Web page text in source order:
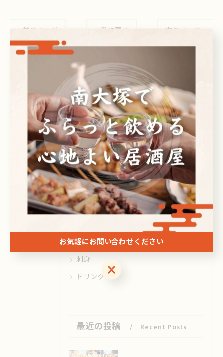
< 前のページ 一覧に戻る 次のページ >
関連タグ
#居酒屋 #リーズナブル
カテゴリー Categories
全てのカテゴリー
日本酒
焼酎
刺身
ドリンク
最近の投稿 Recent Posts
お気軽にお問い合わせください
お気軽にお問い合わせください